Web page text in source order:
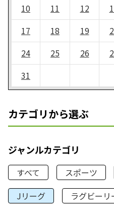
10
11 12
17
18 19
24
25 26
31
カテゴリから選ぶ
ジャンルカテゴリ
すべて スポーツ
Jリーグ
ラグビーリ